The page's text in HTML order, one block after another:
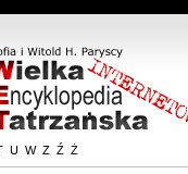
U W Z Ź Ż